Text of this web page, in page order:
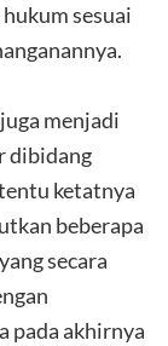
sesuai
menjadi
dibidang
ketatnya
beberapa
secara
pada akhirnya